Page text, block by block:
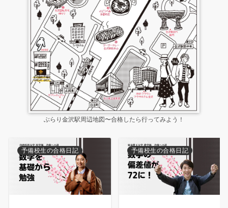
ぶらり金沢駅周辺地図〜合格したら行ってみよう！
予備校生の合格日記 予備校生の合格日記